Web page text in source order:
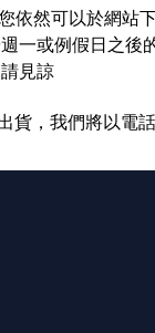
您依然可以於網站
一或例假日之後
見諒
貨 ，我們將以電